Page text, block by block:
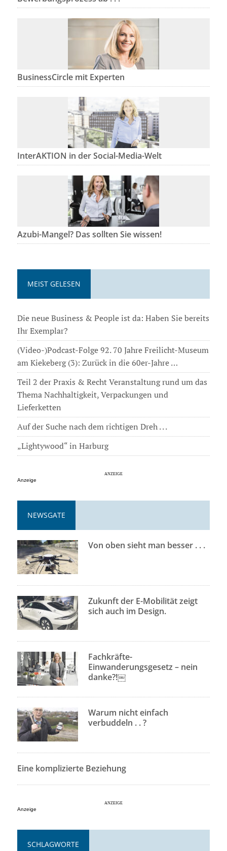
BusinessCircle mit Experten
InterAKTION in der Social-Media-Welt
Azubi-Mangel? Das sollten Sie wissen!
MEIST GELESEN
Die neue Business & People ist da: Haben Sie bereits
Ihr Exemplar?
(Video-)Podcast-Folge 92. 70 Jahre Freilicht-Museum
am Kiekeberg (3): Zurück in die 60er-Jahre …
Teil 2 der Praxis & Recht Veranstaltung rund um das
Thema Nachhaltigkeit, Verpackungen und
Lieferketten
Auf der Suche nach dem richtigen Dreh . . .
„Lightywood“ in Harburg
Anzeige
NEWSGATE
Von oben sieht man besser . . .
Zukunft der E-Mobilität zeigt
sich auch im Design.
Fachkräfte-
Einwanderungsgesetz – nein
danke?!￼
Warum nicht einfach
verbuddeln . . ?
Eine komplizierte Beziehung
Anzeige
SCHLAGWORTE